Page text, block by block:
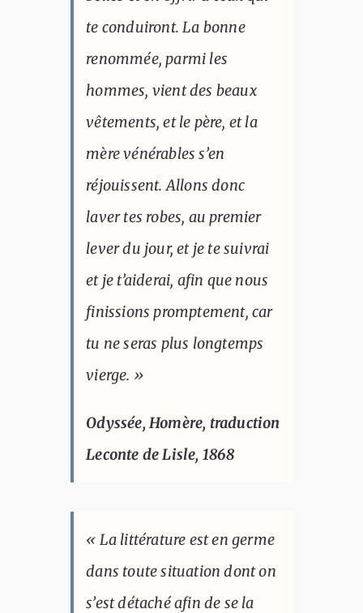
te conduiront. La bonne
renommée, parmi les
hommes, vient des beaux
vêtements, et le père, et la
mère vénérables s’en
réjouissent. Allons donc
laver tes robes, au premier
lever du jour, et je te suivrai
et je t’aiderai, afin que nous
finissions promptement, car
tu ne seras plus longtemps
vierge. »
Odyssée, Homère, traduction
Leconte de Lisle, 1868
« La littérature est en germe
dans toute situation dont on
s’est détaché afin de se la